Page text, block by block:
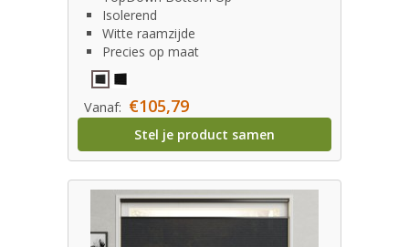
Isolerend
Witte raamzijde
Precies op maat
Vanaf: €105,79
Stel je product samen